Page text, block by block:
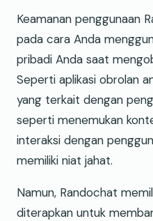
Keamanan penggunaan
pada cara Anda
pribadi Anda saat
Seperti aplikasi obrolan
yang terkait dengan
seperti menemukan
interaksi dengan
memiliki niat jahat.
Namun, Randochat
diterapkan untuk